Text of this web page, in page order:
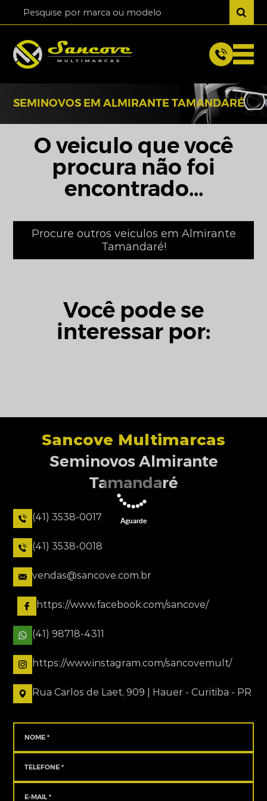
SEMINOVOS EM ALMIRANTE TAMANDARÉ
O veiculo que você
procura não foi
encontrado...
Procure outros veiculos em Almirante
Tamandaré!
Você pode se
interessar por:
Sancove Multimarcas
Seminovos Almirante
Tamandaré
(41) 3538-0017
(41) 3538-0018
vendas@sancove.com.br
https://www.facebook.com/sancove/
(41) 98718-4311
https://www.instagram.com/sancovemult/
Rua Carlos de Laet, 909 | Hauer - Curitiba - PR
Aguarde